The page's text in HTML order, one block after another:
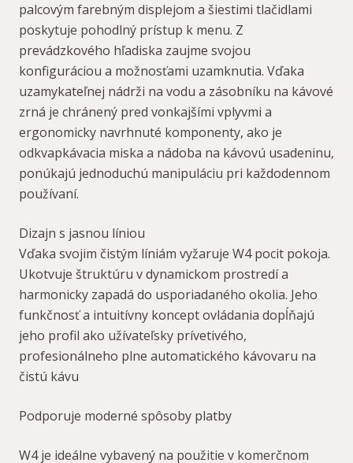
palcovým farebným displejom a šiestimi tlačidlami
poskytuje pohodlný prístup k menu. Z
prevádzkového hľadiska zaujme svojou
konfiguráciou a možnosťami uzamknutia. Vďaka
uzamykateľnej nádrži na vodu a zásobníku na kávové
zrná je chránený pred vonkajšími vplyvmi a
ergonomicky navrhnuté komponenty, ako je
odkvapkávacia miska a nádoba na kávovú usadeninu,
ponúkajú jednoduchú manipuláciu pri každodennom
používaní.
Dizajn s jasnou líniou
Vďaka svojim čistým líniám vyžaruje W4 pocit pokoja.
Ukotvuje štruktúru v dynamickom prostredí a
harmonicky zapadá do usporiadaného okolia. Jeho
funkčnosť a intuitívny koncept ovládania dopĺňajú
jeho profil ako užívateľsky prívetivého,
profesionálneho plne automatického kávovaru na
čistú kávu
Podporuje moderné spôsoby platby
W4 je ideálne vybavený na použitie v komerčnom